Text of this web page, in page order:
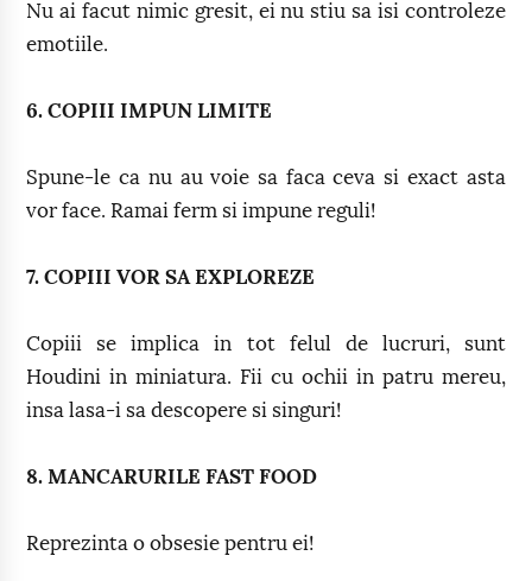
Nu ai facut nimic gresit, ei nu stiu sa isi controleze
emotiile.
6. COPIII IMPUN LIMITE
Spune-le ca nu au voie sa faca ceva si exact asta
vor face. Ramai ferm si impune reguli!
7. COPIII VOR SA EXPLOREZE
Copiii se implica in tot felul de lucruri, sunt
Houdini in miniatura. Fii cu ochii in patru mereu,
insa lasa-i sa descopere si singuri!
8. MANCARURILE FAST FOOD
Reprezinta o obsesie pentru ei!